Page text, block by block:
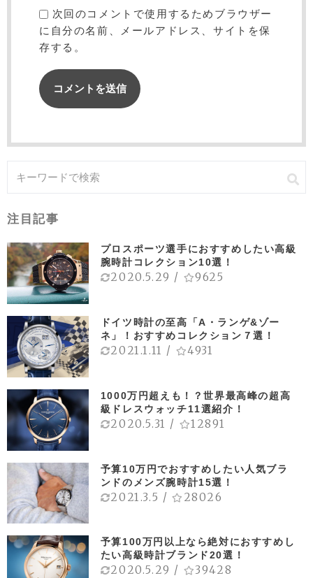
次回のコメントで使用するためブラウザー
に自分の名前、メールアドレス、サイトを保
存する。
注目記事
プロスポーツ選手におすすめしたい高級
腕時計コレクション10選！
2020.5.29 / 9625
ドイツ時計の至高「A・ランゲ&ゾー
ネ」！おすすめコレクション７選！
2021.1.11 / 4931
1000万円超えも！？世界最高峰の超高
級ドレスウォッチ11選紹介！
2020.5.31 / 12891
予算10万円でおすすめしたい人気ブラ
ンドのメンズ腕時計15選！
2021.3.5 / 28026
予算100万円以上なら絶対におすすめし
たい高級時計ブランド20選！
2020.5.29 / 39428